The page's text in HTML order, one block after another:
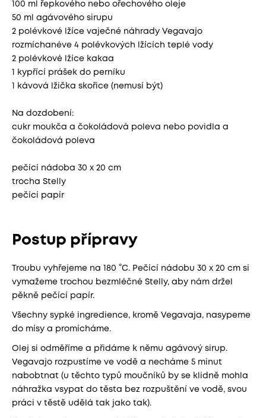
100 ml řepkového nebo ořechového oleje
50 ml agávového sirupu
2 polévkové lžíce vaječné náhrady Vegavajo
rozmíchanéve 4 polévkových lžících teplé vody
2 polévkové lžíce kakaa
1 kypřící prášek do perníku
1 kávová lžička skořice (nemusí být)
Na dozdobení:
cukr moukča a čokoládová poleva nebo povidla a
čokoládová poleva
pečící nádoba 30 x 20 cm
trocha Stelly
pečící papír
Postup přípravy
Troubu vyhřejeme na 180 °C. Pečící nádobu 30 x 20 cm si
vymažeme trochou bezmléčné Stelly, aby nám držel
pěkně pečící papír.
Všechny sypké ingredience, kromě Vegavaja, nasypeme
do mísy a promícháme.
Olej si odměříme a přidáme k němu agávový sirup.
Vegavajo rozpustíme ve vodě a necháme 5 minut
nabobtnat (u těchto typů moučníků by se klidně mohla
náhražka vsypat do těsta bez rozpuštění ve vodě, svou
práci v těstě udělá tak jako tak).